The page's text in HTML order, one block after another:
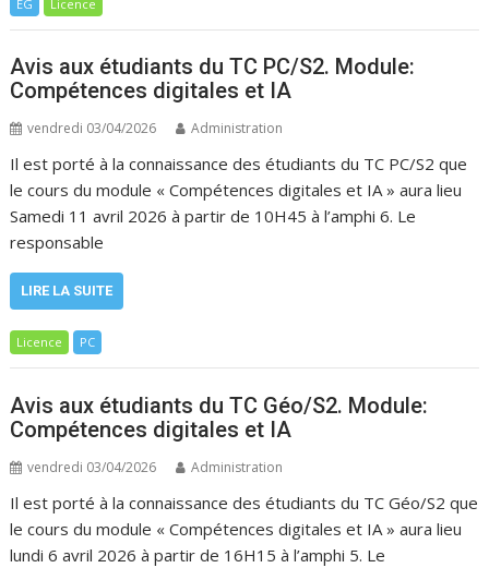
EG Licence
Avis aux étudiants du TC PC/S2. Module:
Compétences digitales et IA
vendredi 03/04/2026 Administration
Il est porté à la connaissance des étudiants du TC PC/S2 que
le cours du module « Compétences digitales et IA » aura lieu
Samedi 11 avril 2026 à partir de 10H45 à l’amphi 6. Le
responsable
LIRE LA SUITE
Licence PC
Avis aux étudiants du TC Géo/S2. Module:
Compétences digitales et IA
vendredi 03/04/2026 Administration
Il est porté à la connaissance des étudiants du TC Géo/S2 que
le cours du module « Compétences digitales et IA » aura lieu
lundi 6 avril 2026 à partir de 16H15 à l’amphi 5. Le